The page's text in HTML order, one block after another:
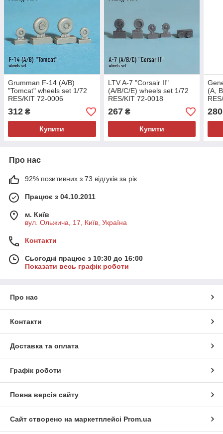
Grumman F-14 (A/B)
"Tomcat" wheels set 1/72
RES/KIT 72-0006
312 ₴
Купити
LTV A-7 "Corsair II"
(A/B/C/E) wheels set 1/72
RES/KIT 72-0018
267₴
Купити
(A,
280
Про нас
92% позитивних з 73 відгуків за рік
Працює з 04.10.2011
м. Київ
вул. Ольжича, 17, Київ, Україна
Контакти
Сьогодні працює з 10:30 до 16:00
Показати весь графік роботи
Про нас
Контакти
Доставка та оплата
Графік роботи
Повна версія сайту
Сайт створено на маркетплейсі Prom.ua